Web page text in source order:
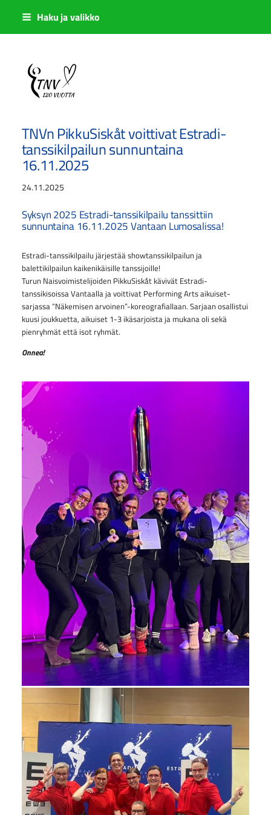
Siirry
sisältöön
Haku ja valikko
Sivuston etusivulle
TNVn PikkuSiskåt voittivat Estradi-
tanssikilpailun sunnuntaina
16.11.2025
24.11.2025
Syksyn 2025 Estradi-tanssikilpailu tanssittiin
sunnuntaina 16.11.2025 Vantaan Lumosalissa!
Estradi-tanssikilpailu järjestää showtanssikilpailun ja
balettikilpailun kaikenikäisille tanssijoille!
Turun Naisvoimistelijoiden PikkuSiskåt kävivät Estradi-
tanssikisoissa Vantaalla ja voittivat Performing Arts aikuiset-
sarjassa ”Näkemisen arvoinen”-koreografiallaan. Sarjaan osallistui
kuusi joukkuetta, aikuiset 1-3 ikäsarjoista ja mukana oli sekä
pienryhmät että isot ryhmät.
Onnea!